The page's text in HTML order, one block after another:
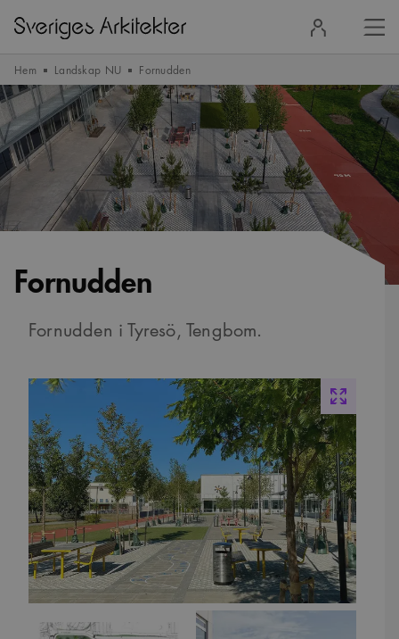
in
Hem Landskap NU Fornudden
Fornudden
Fornudden i Tyresö, Tengbom.